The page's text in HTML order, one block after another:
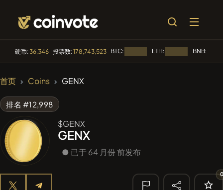
硬币:36,346 投票数:178,743,523 BTC: ETH: BNB:
FYRA#276
首页 Coins GENX
排名 #12,998
$GENX
GENX
● 已于 64 月份 前发布